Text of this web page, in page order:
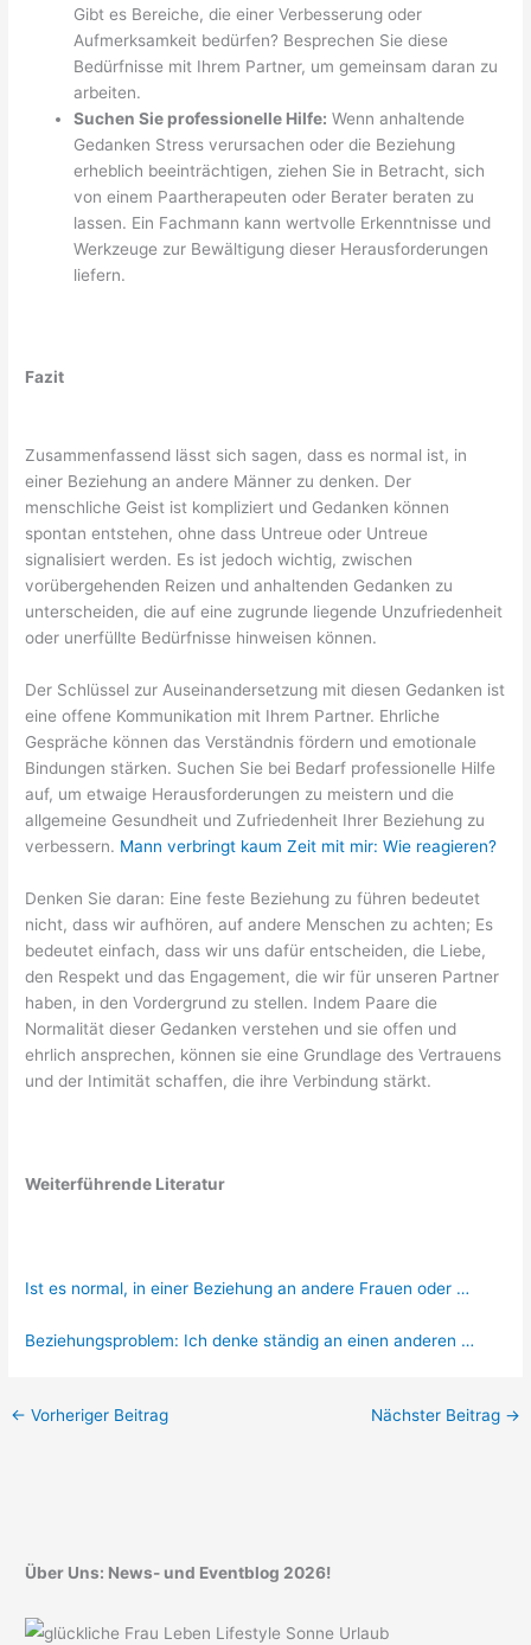
Gibt es Bereiche, die einer Verbesserung oder
Aufmerksamkeit bedürfen? Besprechen Sie diese
Bedürfnisse mit Ihrem Partner, um gemeinsam daran zu
arbeiten.
Suchen Sie professionelle Hilfe: Wenn anhaltende
Gedanken Stress verursachen oder die Beziehung
erheblich beeinträchtigen, ziehen Sie in Betracht, sich
von einem Paartherapeuten oder Berater beraten zu
lassen. Ein Fachmann kann wertvolle Erkenntnisse und
Werkzeuge zur Bewältigung dieser Herausforderungen
liefern.
Fazit
Zusammenfassend lässt sich sagen, dass es normal ist, in
einer Beziehung an andere Männer zu denken. Der
menschliche Geist ist kompliziert und Gedanken können
spontan entstehen, ohne dass Untreue oder Untreue
signalisiert werden. Es ist jedoch wichtig, zwischen
vorübergehenden Reizen und anhaltenden Gedanken zu
unterscheiden, die auf eine zugrunde liegende Unzufriedenheit
oder unerfüllte Bedürfnisse hinweisen können.
Der Schlüssel zur Auseinandersetzung mit diesen Gedanken ist
eine offene Kommunikation mit Ihrem Partner. Ehrliche
Gespräche können das Verständnis fördern und emotionale
Bindungen stärken. Suchen Sie bei Bedarf professionelle Hilfe
auf, um etwaige Herausforderungen zu meistern und die
allgemeine Gesundheit und Zufriedenheit Ihrer Beziehung zu
verbessern. Mann verbringt kaum Zeit mit mir: Wie reagieren?
Denken Sie daran: Eine feste Beziehung zu führen bedeutet
nicht, dass wir aufhören, auf andere Menschen zu achten; Es
bedeutet einfach, dass wir uns dafür entscheiden, die Liebe,
den Respekt und das Engagement, die wir für unseren Partner
haben, in den Vordergrund zu stellen. Indem Paare die
Normalität dieser Gedanken verstehen und sie offen und
ehrlich ansprechen, können sie eine Grundlage des Vertrauens
und der Intimität schaffen, die ihre Verbindung stärkt.
Weiterführende Literatur
Ist es normal, in einer Beziehung an andere Frauen oder …
Beziehungsproblem: Ich denke ständig an einen anderen …
← Vorheriger Beitrag Nächster Beitrag →
Über Uns: News- und Eventblog 2026!